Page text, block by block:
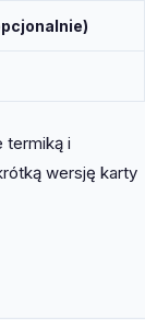
termiką i
wersję karty